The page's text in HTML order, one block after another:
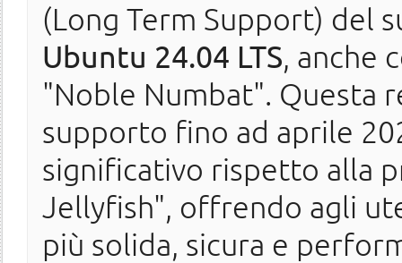
(Long Term Support) del
Ubuntu 24.04 LTS, anche
"Noble Numbat". Questa
supporto fino ad aprile
significativo rispetto alla
Jellyfish", offrendo agli
più solida, sicura e